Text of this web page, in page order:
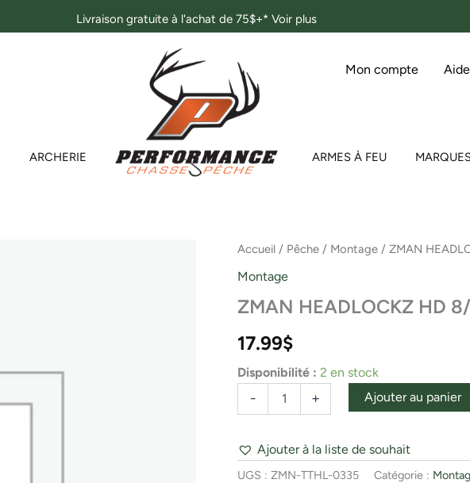
Livraison gratuite à l'achat de 75$+* Voir plus
Mon compte Aide
ARCHERIE ARMES À FEU
Accueil / Pêche / Montage / ZMAN
Montage
ZMAN HEADLOCKZ HD
17.99$
Disponibilité : 2 en stock
-
quantité
ZMAN
HD
HOOK
1/2
+ Ajouter au panier
Ajouter à la liste de souhait
UGS :ZMN-TTHL-0335 Catégorie :